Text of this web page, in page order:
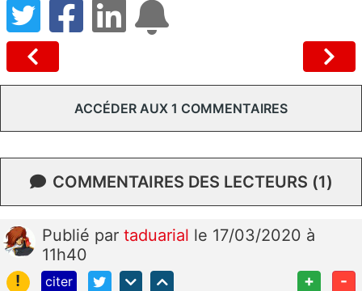
ACCÉDER AUX 1 COMMENTAIRES
COMMENTAIRES DES LECTEURS (1)
Publié par taduarial le 17/03/2020 à
11h40
!
citer + -